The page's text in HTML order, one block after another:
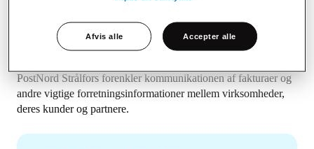
PostNord Strålfors forenkler kommunikationen af fakturaer og
andre vigtige forretningsinformationer mellem virksomheder,
deres kunder og partnere.
Afvis alle Accepter alle